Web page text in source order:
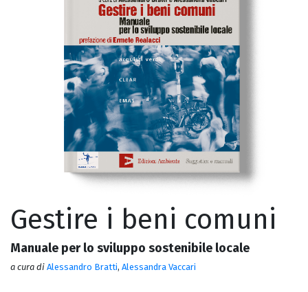
Gestire i beni comuni
Manuale per lo sviluppo sostenibile locale
a cura di Alessandro Bratti, Alessandra Vaccari